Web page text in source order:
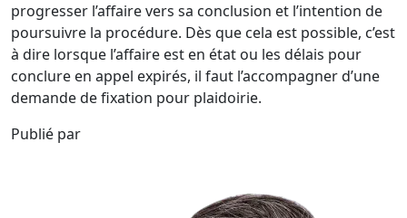
progresser l’affaire vers sa conclusion et l’intention de
poursuivre la procédure. Dès que cela est possible, c’est
à dire lorsque l’affaire est en état ou les délais pour
conclure en appel expirés, il faut l’accompagner d’une
demande de fixation pour plaidoirie.
Publié par